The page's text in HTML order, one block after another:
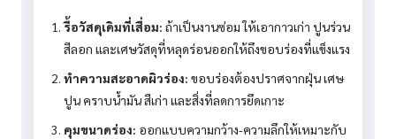
รื้อวัสดุเดิมที่เสื่อม: ถ้าเป็นงานซ่อม ให้เอากาวเก่า ปูนร่วน
สีลอก และเศษวัสดุที่หลุดร่อนออกให้ถึงขอบร่องที่แข็งแรง
ทำความสะอาดผิวร่อง: ขอบร่องต้องปราศจากฝุ่น เศษ
ปูน คราบน้ำมัน สีเก่า และสิ่งที่ลดการยึดเกาะ
คุมขนาดร่อง: ออกแบบความกว้าง-ความลึกให้เหมาะกับ